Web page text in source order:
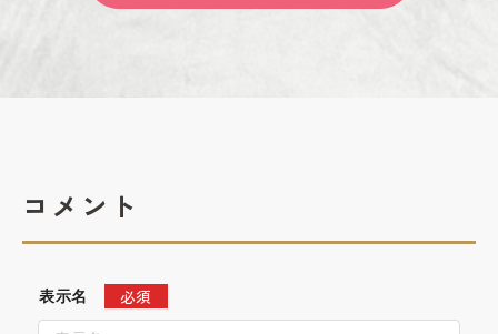
コメント
表示名 必須